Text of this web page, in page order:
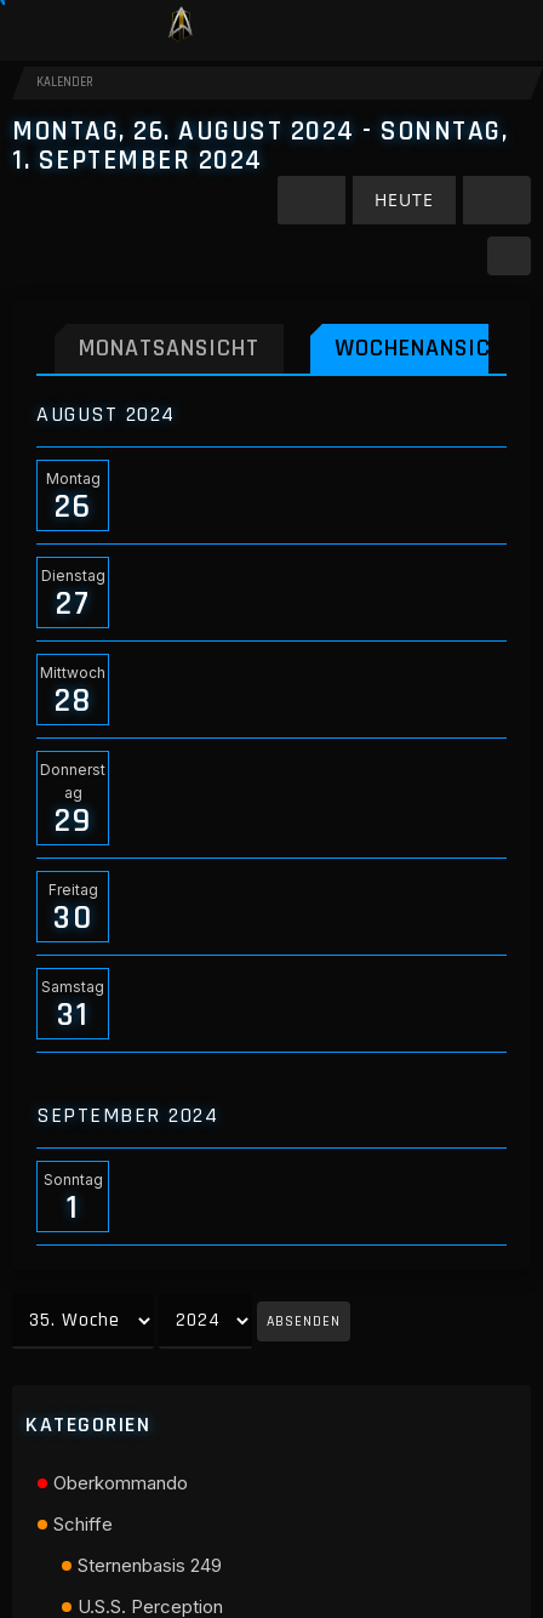
KALENDER
MONTAG, 26. AUGUST 2024 - SONNTAG,
1. SEPTEMBER 2024
HEUTE
MONATSANSICHT WOCHENANSICHT
AUGUST 2024
Montag
26
Dienstag
27
Mittwoch
28
Donnerst
ag
29
Freitag
30
Samstag
31
SEPTEMBER 2024
Sonntag
1
ABSENDEN
KATEGORIEN
Oberkommando
Schiffe
Sternenbasis 249
U.S.S. Perception